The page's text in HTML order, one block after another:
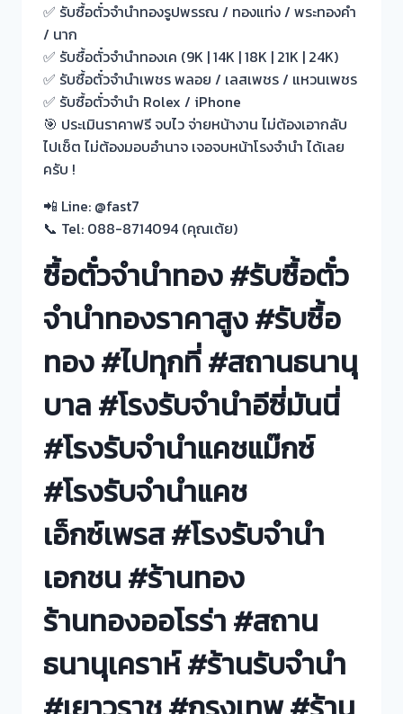
✅ รับซื้อตั๋วจำนำทองรูปพรรณ / ทองแท่ง / พระทองคำ
/ นาก
✅ รับซื้อตั๋วจำนำทองเค (9K | 14K | 18K | 21K | 24K)
✅ รับซื้อตั๋วจำนำเพชร พลอย / เลสเพชร / แหวนเพชร
✅ รับซื้อตั๋วจำนำ Rolex / iPhone
🎯 ประเมินราคาฟรี จบไว จ่ายหน้างาน ไม่ต้องเอากลับ
ไปเช็ต ไม่ต้องมอบอำนาจ เจอจบหน้าโรงจำนำ ได้เลย
ครับ !
📲 Line: @fast7
📞 Tel: 088-8714094 (คุณเต้ย)
ซื้อตั๋วจำนำทอง #รับซื้อตั๋ว
จำนำทองราคาสูง #รับซื้อ
ทอง #ไปทุกที่ #สถานธนานุ
บาล #โรงรับจำนำอีซี่มันนี่
#โรงรับจำนำแคชแม๊กซ์
#โรงรับจำนำแคช
เอ็กซ์เพรส #โรงรับจำนำ
เอกชน #ร้านทอง
ร้านทองออโรร่า #สถาน
ธนานุเคราห์ #ร้านรับจำนำ